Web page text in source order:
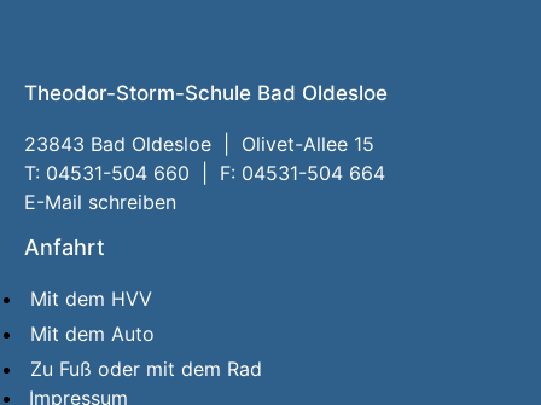
Theodor-Storm-Schule Bad Oldesloe
23843 Bad Oldesloe | Olivet-Allee 15
T: 04531-504 660 | F: 04531-504 664
E-Mail schreiben
Anfahrt
Mit dem HVV
Mit dem Auto
Zu Fuß oder mit dem Rad
Impressum